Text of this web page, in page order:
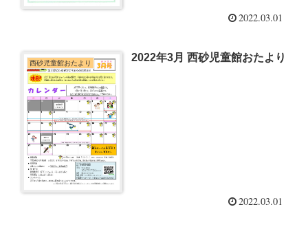
2022.03.01
西砂児童館おたより 2022年3月 西砂児童館おたより
2022.03.01